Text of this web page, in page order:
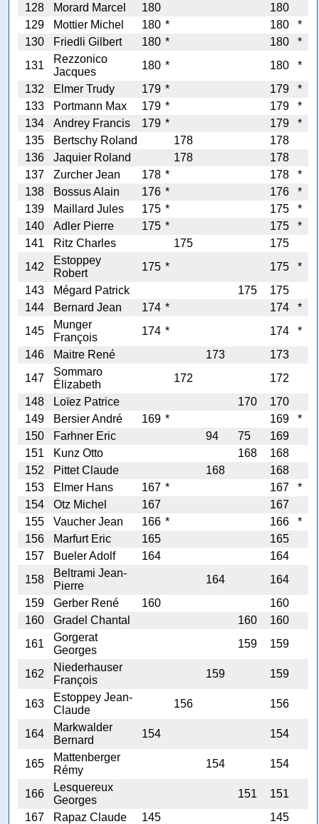
128
Morard Marcel 180
180
129
Mottier Michel 180 * 180
*
130
Friedli Gilbert 180 * 180
*
131
Rezzonico
Jacques
180 * 180
*
132
Elmer Trudy 179 * 179
*
133
Portmann Max 179 * 179
*
134
Andrey Francis 179 * 179
*
135
Bertschy Roland 178
178
136
Jaquier Roland 178
178
137
Zurcher Jean 178 * 178
*
138
Bossus Alain 176 * 176
*
139
Maillard Jules 175 * 175
*
140
Adler Pierre 175 * 175
*
141
Ritz Charles 175
175
142
Estoppey
Robert
175 * 175
*
143
Mégard Patrick 175
175
144
Bernard Jean 174 * 174
*
145
Munger
François
174 * 174
*
146
Maitre René 173
173
147
Sommaro
Élizabeth
172
172
148
Loïez Patrice 170
170
149
Bersier André 169 * 169
*
150
Farhner Eric 94 75
169
151
Kunz Otto 168
168
152
Pittet Claude 168
168
153
Elmer Hans 167 * 167
*
154
Otz Michel 167
167
155
Vaucher Jean 166 * 166
*
156
Marfurt Eric 165
165
157
Bueler Adolf 164
164
158
Beltrami Jean-
Pierre
164
164
159
Gerber René 160
160
160
Gradel Chantal 160
160
161
Gorgerat
Georges
159 159
162
Niederhauser
François
159 159
163
Estoppey Jean-
Claude
156 156
164
Markwalder
Bernard
154 154
165
Mattenberger
Rémy
154 154
166
Lesquereux
Georges
151
151
167
Rapaz Claude 145
145